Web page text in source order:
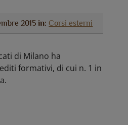
2015in: Corsi esterni
di Milano ha
formativi, di cui n. 1 in